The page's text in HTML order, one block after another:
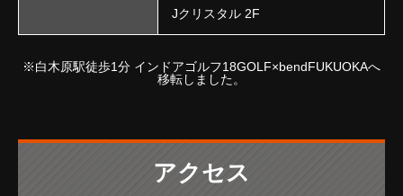
Jクリスタル 2F
※白木原駅徒歩1分 インドアゴルフ18GOLF×bendFUKUOKAへ
移転しました。
アクセス